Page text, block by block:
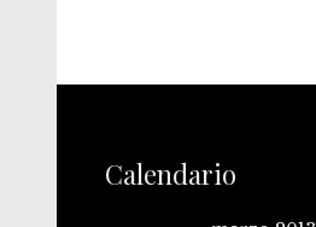
Calendario